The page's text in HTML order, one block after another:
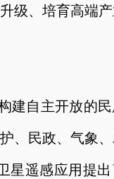
级、培育高端
建自主开放的
、民政、气象、
星遥感应用提